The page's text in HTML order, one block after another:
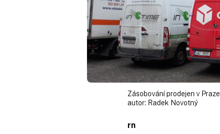
Zásobování prodejen v Praze
autor: Radek Novotný
rn